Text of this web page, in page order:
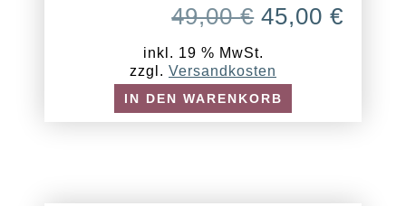
49,00€
WAR:
49,00 €
45,00€
inkl. 19 % MwSt.
zzgl. Versandkosten
IN DEN WARENKORB